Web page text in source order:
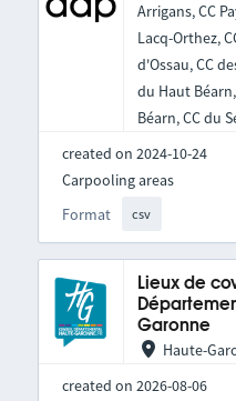
Arrigans, CC
Lacq-Orthez,
d'Ossau, CC
du Haut
Béarn, CC du
created on 2024-10-24
Format csv
Carpooling areas
Lieux de
Garonne
Haute-
created on 2026-08-06